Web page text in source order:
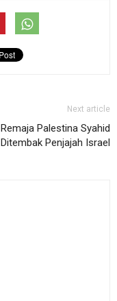
Next article
Remaja Palestina Syahid
Ditembak Penjajah Israel